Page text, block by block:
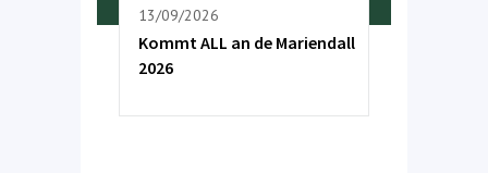
13/09/2026
Kommt ALL an de Mariendall
2026